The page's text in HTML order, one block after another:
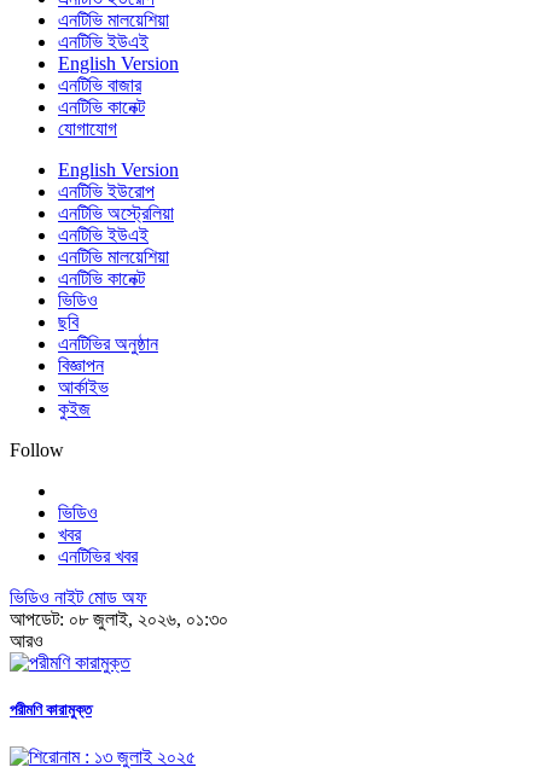
এনটিভি মালয়েশিয়া
এনটিভি ইউএই
English Version
এনটিভি বাজার
এনটিভি কানেক্ট
যোগাযোগ
English Version
এনটিভি ইউরোপ
এনটিভি অস্ট্রেলিয়া
এনটিভি ইউএই
এনটিভি মালয়েশিয়া
এনটিভি কানেক্ট
ভিডিও
ছবি
এনটিভির অনুষ্ঠান
বিজ্ঞাপন
আর্কাইভ
কুইজ
Follow
ভিডিও
খবর
এনটিভির খবর
ভিডিও নাইট মোড অফ
আপডেট: ০৮ জুলাই, ২০২৬, ০১:৩০
আরও
পরীমণি কারামুক্ত